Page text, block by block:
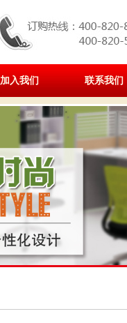
加入我们 联系我们